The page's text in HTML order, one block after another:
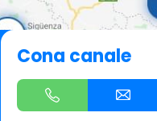
Cona canale